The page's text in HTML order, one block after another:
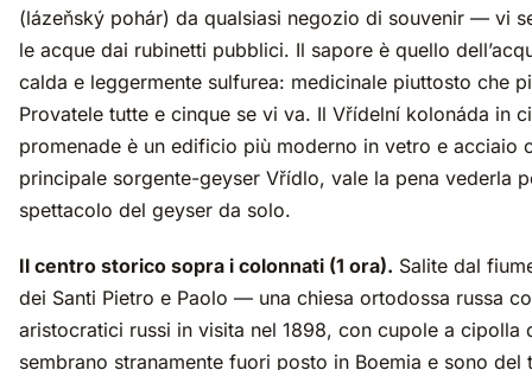
(lázeňský pohár) da qualsiasi negozio di souvenir — vi
le acque dai rubinetti pubblici. Il sapore è quello
calda e leggermente sulfurea: medicinale piuttosto che
Provatele tutte e cinque se vi va. Il Vřídelní kolonáda in
promenade è un edificio più moderno in vetro e acciaio
principale sorgente-geyser Vřídlo, vale la pena vederla
spettacolo del geyser da solo.
Il centro storico sopra i colonnati (1 ora). Salite dal
dei Santi Pietro e Paolo — una chiesa ortodossa russa
aristocratici russi in visita nel 1898, con cupole a cipolla
sembrano stranamente fuori posto in Boemia e sono del